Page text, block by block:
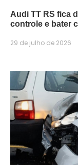
Audi TT RS fica
controle e bater
29 de julho de 2026